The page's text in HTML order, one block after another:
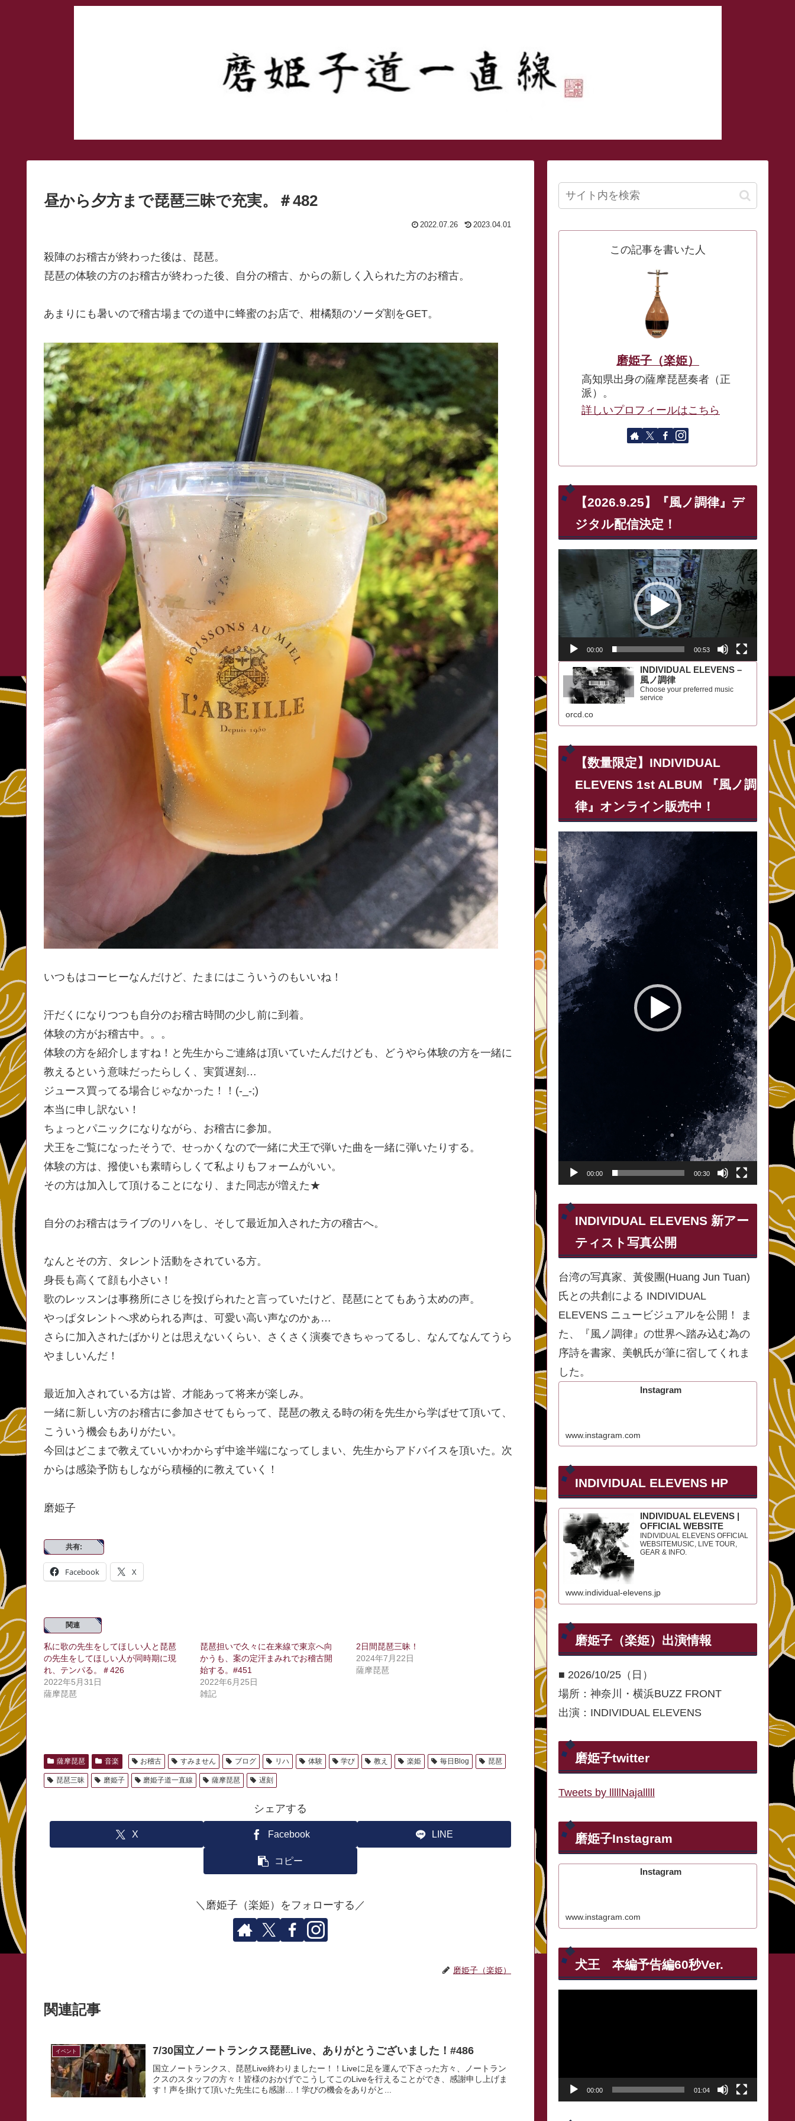
昼から夕方まで琵琶三昧で充実。＃482
2022.07.26 2023.04.01
殺陣のお稽古が終わった後は、琵琶。
琵琶の体験の方のお稽古が終わった後、自分の稽古、からの新しく入られた方のお稽古。
あまりにも暑いので稽古場までの道中に蜂蜜のお店で、柑橘類のソーダ割をGET。
いつもはコーヒーなんだけど、たまにはこういうのもいいね！
汗だくになりつつも自分のお稽古時間の少し前に到着。
体験の方がお稽古中。。。
体験の方を紹介しますね！と先生からご連絡は頂いていたんだけども、どうやら体験の方を一緒に
教えるという意味だったらしく、実質遅刻…
ジュース買ってる場合じゃなかった！！(-_-;)
本当に申し訳ない！
ちょっとパニックになりながら、お稽古に参加。
犬王をご覧になったそうで、せっかくなので一緒に犬王で弾いた曲を一緒に弾いたりする。
体験の方は、撥使いも素晴らしくて私よりもフォームがいい。
その方は加入して頂けることになり、また同志が増えた★
自分のお稽古はライブのリハをし、そして最近加入された方の稽古へ。
なんとその方、タレント活動をされている方。
身長も高くて顔も小さい！
歌のレッスンは事務所にさじを投げられたと言っていたけど、琵琶にとてもあう太めの声。
やっぱタレントへ求められる声は、可愛い高い声なのかぁ…
さらに加入されたばかりとは思えないくらい、さくさく演奏できちゃってるし、なんてなんてうら
やましいんだ！
最近加入されている方は皆、才能あって将来が楽しみ。
一緒に新しい方のお稽古に参加させてもらって、琵琶の教える時の術を先生から学ばせて頂いて、
こういう機会もありがたい。
今回はどこまで教えていいかわからず中途半端になってしまい、先生からアドバイスを頂いた。次
からは感染予防もしながら積極的に教えていく！
磨姫子
共有:
Facebook X
関連
私に歌の先生をしてほしい人と琵琶
の先生をしてほしい人が同時期に現
れ、テンパる。＃426
2022年5月31日
薩摩琵琶
琵琶担いで久々に在来線で東京へ向
かうも、案の定汗まみれでお稽古開
始する。#451
2022年6月25日
雑記
2日間琵琶三昧！
2024年7月22日
薩摩琵琶
薩摩琵琶 音楽 お稽古 すみません ブログ リハ 体験 学び 教え 楽姫 毎日Blog 琵琶
琵琶三昧 磨姫子 磨姫子道一直線 薩摩琵琶 遅刻
シェアする
X Facebook LINE
コピー
＼磨姫子（楽姫）をフォローする／
磨姫子（楽姫）
関連記事
イベント 7/30国立ノートランクス琵琶Live、ありがとうございました！#486
国立ノートランクス、琵琶Live終わりましたー！！Liveに足を運んで下さった方々、ノートラン
クスのスタッフの方々！皆様のおかげでこうしてこのLiveを行えることができ、感謝申し上げま
す！声を掛けて頂いた先生にも感謝…！学びの機会をありがと...
この記事を書いた人
磨姫子（楽姫）
高知県出身の薩摩琵琶奏者（正
派）。
詳しいプロフィールはこちら
【2026.9.25】『風ノ調律』デ
ジタル配信決定！
プ
ー
00:00 00:53
INDIVIDUAL ELEVENS –
風ノ調律
Choose your preferred music
service
orcd.co
【数量限定】INDIVIDUAL
ELEVENS 1st ALBUM 『風ノ調
律』オンライン販売中！
動
画
プ
レ
ー
ヤ
ー
00:00 00:30
INDIVIDUAL ELEVENS 新アー
ティスト写真公開
台湾の写真家、黃俊團(Huang Jun Tuan)
氏との共創による INDIVIDUAL
ELEVENS ニュービジュアルを公開！ ま
た、『風ノ調律』の世界へ踏み込む為の
序詩を書家、美帆氏が筆に宿してくれま
した。
Instagram
www.instagram.com
INDIVIDUAL ELEVENS HP
INDIVIDUAL ELEVENS |
OFFICIAL WEBSITE
INDIVIDUAL ELEVENS OFFICIAL
WEBSITEMUSIC, LIVE TOUR,
GEAR & INFO.
www.individual-elevens.jp
磨姫子（楽姫）出演情報
■ 2026/10/25（日）
場所：神奈川・横浜BUZZ FRONT
出演：INDIVIDUAL ELEVENS
磨姫子twitter
Tweets by lllllNajalllll
磨姫子Instagram
Instagram
www.instagram.com
犬王 本編予告編60秒Ver.
00:00 01:04